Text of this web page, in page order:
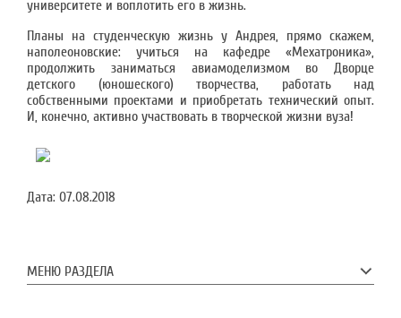
университете и воплотить его в жизнь.
Планы на студенческую жизнь у Андрея, прямо скажем,
наполеоновские: учиться на кафедре «Мехатроника»,
продолжить заниматься авиамоделизмом во Дворце
детского (юношеского) творчества, работать над
собственными проектами и приобретать технический опыт.
И, конечно, активно участвовать в творческой жизни вуза!
Дата: 07.08.2018
МЕНЮ РАЗДЕЛА